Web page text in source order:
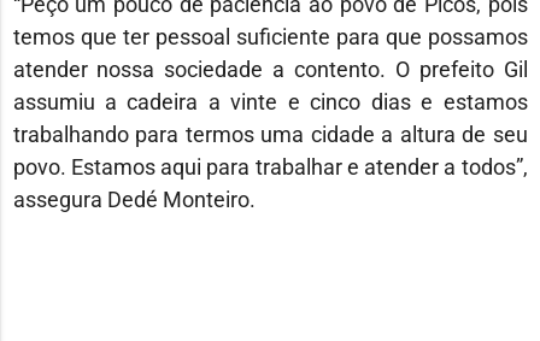
temos que ter pessoal suficiente para que possamos
atender nossa sociedade a contento. O prefeito Gil
assumiu a cadeira a vinte e cinco dias e estamos
trabalhando para termos uma cidade a altura de seu
povo. Estamos aqui para trabalhar e atender a todos”,
assegura Dedé Monteiro.